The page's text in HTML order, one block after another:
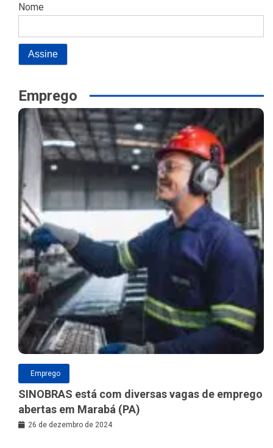
Nome
Emprego
Emprego
SINOBRAS está com diversas vagas de emprego
abertas em Marabá (PA)
26 de dezembro de 2024